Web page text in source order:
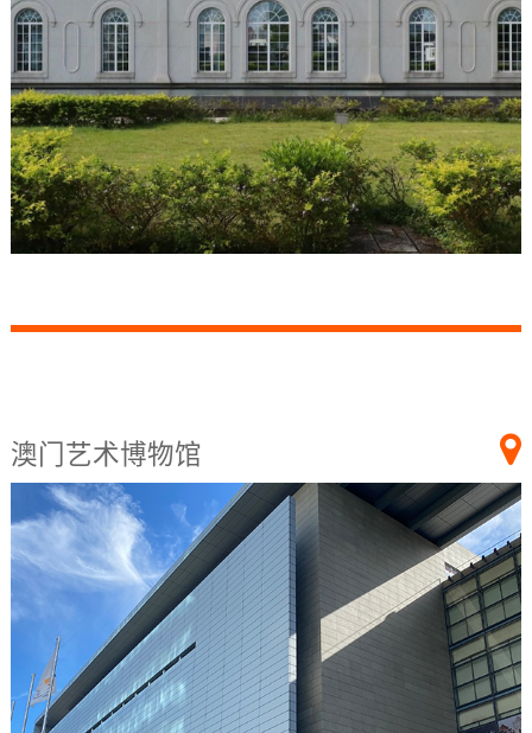
澳门艺术博物馆